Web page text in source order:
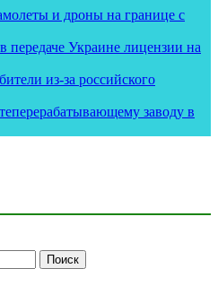
и дроны на границе с
передаче Украине лицензии на
из-за российского
заводу в